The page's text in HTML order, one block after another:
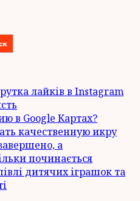
лайків в Instagram
в Google Картах?
качественную икру
а
починається
дитячих іграшок та